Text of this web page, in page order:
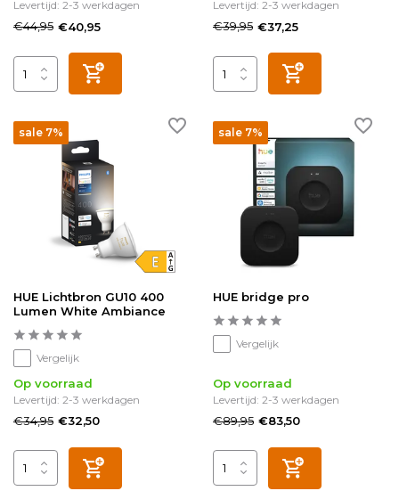
Levertijd: 2-3 werkdagen
€44,95 €40,95
Levertijd: 2-3 werkdagen
€39,95 €37,25
sale 7%
HUE Lichtbron GU10 400
Lumen White Ambiance
Vergelijk
Op voorraad
Levertijd: 2-3 werkdagen
€34,95 €32,50
sale 7%
HUE bridge pro
Vergelijk
Op voorraad
Levertijd: 2-3 werkdagen
€89,95 €83,50